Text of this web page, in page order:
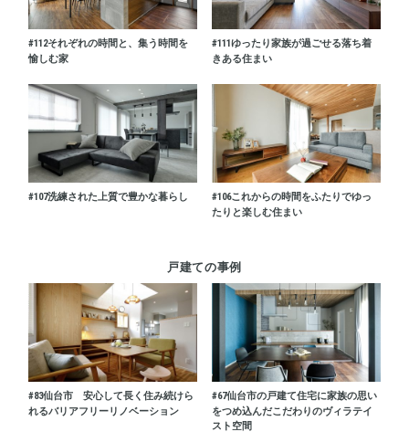
#112それぞれの時間と、集う時間を
愉しむ家
#111ゆったり家族が過ごせる落ち着
きある住まい
#107洗練された上質で豊かな暮らし #106これからの時間をふたりでゆっ
たりと楽しむ住まい
戸建ての事例
#83仙台市 安心して長く住み続けら
れるバリアフリーリノベーション
#67仙台市の戸建て住宅に家族の思い
をつめ込んだこだわりのヴィラテイ
スト空間